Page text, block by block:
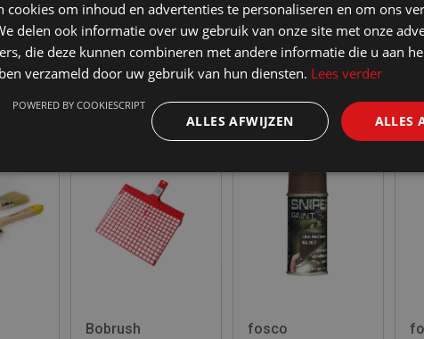
Bobrush
fosco
cookies om inhoud en advertenties te personaliseren en om ons
delen ook informatie over uw gebruik van onze site met onze
die deze kunnen combineren met andere informatie die u aan
verzameld door uw gebruik van hun diensten. Lees verder
ALLES
ALLES AFWIJZEN
POWERED BY COOKIESCRIPT